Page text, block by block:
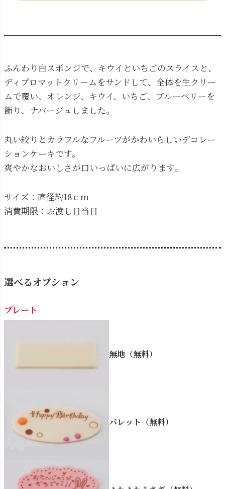
ふんわり白スポンジで、キウイといちごのスライスと、
ディプロマットクリームをサンドして、全体を生クリー
ムで覆い、オレンジ、キウイ、いちご、ブルーベリーを
飾り、ナパージュしました。
丸い絞りとカラフルなフルーツがかわいらしいデコレー
ションケーキです。
爽やかなおいしさが口いっぱいに広がります。
サイズ：直径約18ｃｍ
消費期限：お渡し日当日
選べるオプション
プレート
無地（無料）
パレット（無料）